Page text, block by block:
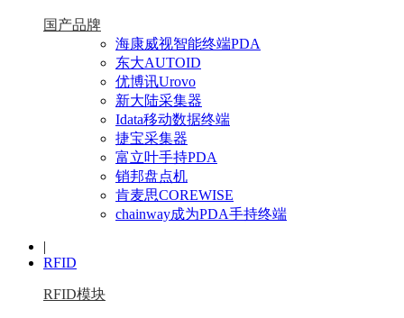
国产品牌
海康威视智能终端PDA
东大AUTOID
优博讯Urovo
新大陆采集器
Idata移动数据终端
捷宝采集器
富立叶手持PDA
销邦盘点机
肯麦思COREWISE
chainway成为PDA手持终端
|
RFID
RFID模块